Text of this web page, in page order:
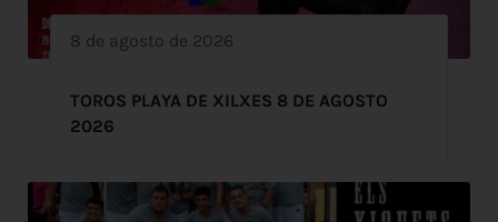
8 de agosto de 2026
TOROS PLAYA DE XILXES 8 DE AGOSTO
2026